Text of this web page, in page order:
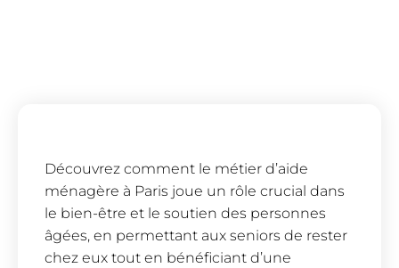
Découvrez comment le métier d’aide
ménagère à Paris joue un rôle crucial dans
le bien-être et le soutien des personnes
âgées, en permettant aux seniors de rester
chez eux tout en bénéficiant d’une